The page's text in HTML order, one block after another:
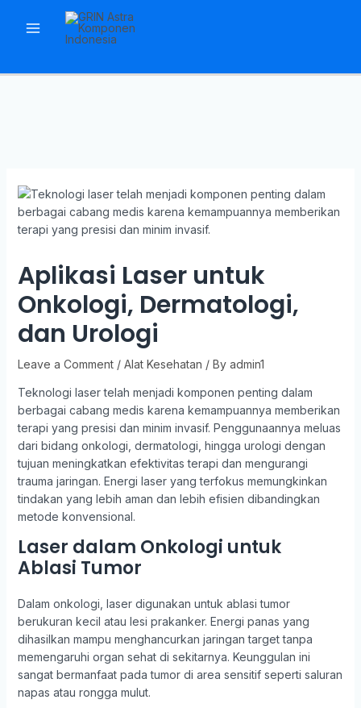
Menu
Aplikasi Laser untuk
Onkologi, Dermatologi,
dan Urologi
Leave a Comment / Alat Kesehatan / By admin1
Teknologi laser telah menjadi komponen penting dalam
berbagai cabang medis karena kemampuannya memberikan
terapi yang presisi dan minim invasif. Penggunaannya meluas
dari bidang onkologi, dermatologi, hingga urologi dengan
tujuan meningkatkan efektivitas terapi dan mengurangi
trauma jaringan. Energi laser yang terfokus memungkinkan
tindakan yang lebih aman dan lebih efisien dibandingkan
metode konvensional.
Laser dalam Onkologi untuk
Ablasi Tumor
Dalam onkologi, laser digunakan untuk ablasi tumor
berukuran kecil atau lesi prakanker. Energi panas yang
dihasilkan mampu menghancurkan jaringan target tanpa
memengaruhi organ sehat di sekitarnya. Keunggulan ini
sangat bermanfaat pada tumor di area sensitif seperti saluran
napas atau rongga mulut.